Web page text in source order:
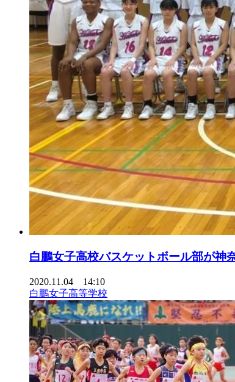
白鵬女子高校バスケットボール部が神
2020.11.04 14:10
白鵬女子高等学校